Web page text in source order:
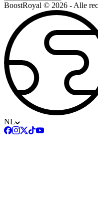
BoostRoyal © 2026 - Alle
NL